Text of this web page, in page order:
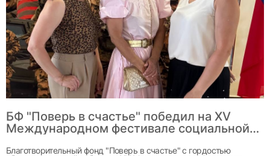
БФ "Поверь в счастье" победил на XV
Международном фестивале социальной
Благотворительный фонд "Поверь в счастье" с гордостью